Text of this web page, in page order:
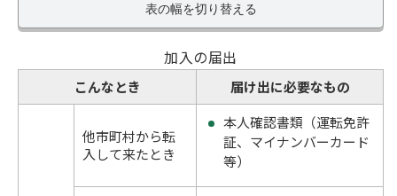
表の幅を切り替える
加入の届出
こんなとき 届け出に必要なもの
他市町村から転
入して来たとき
本人確認書類（運転免許
証、マイナンバーカード
等）